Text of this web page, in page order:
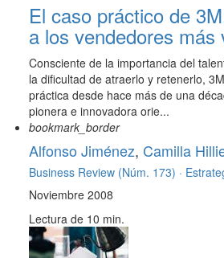
El caso práctico de
a los vendedores más
Consciente de la importancia del
la dificultad de atraerlo y retenerlo,
práctica desde hace más de una
pionera e innovadora orie...
bookmark_border
Alfonso Jiménez, Camilla
Business Review (Núm. 173) ·
Noviembre 2008
Lectura de 10 min.